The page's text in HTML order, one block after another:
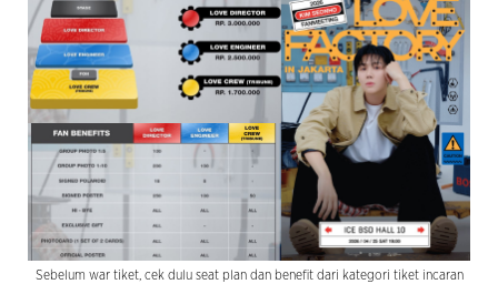
Sebelum war tiket, cek dulu seat plan dan benefit dari kategori tiket incaran